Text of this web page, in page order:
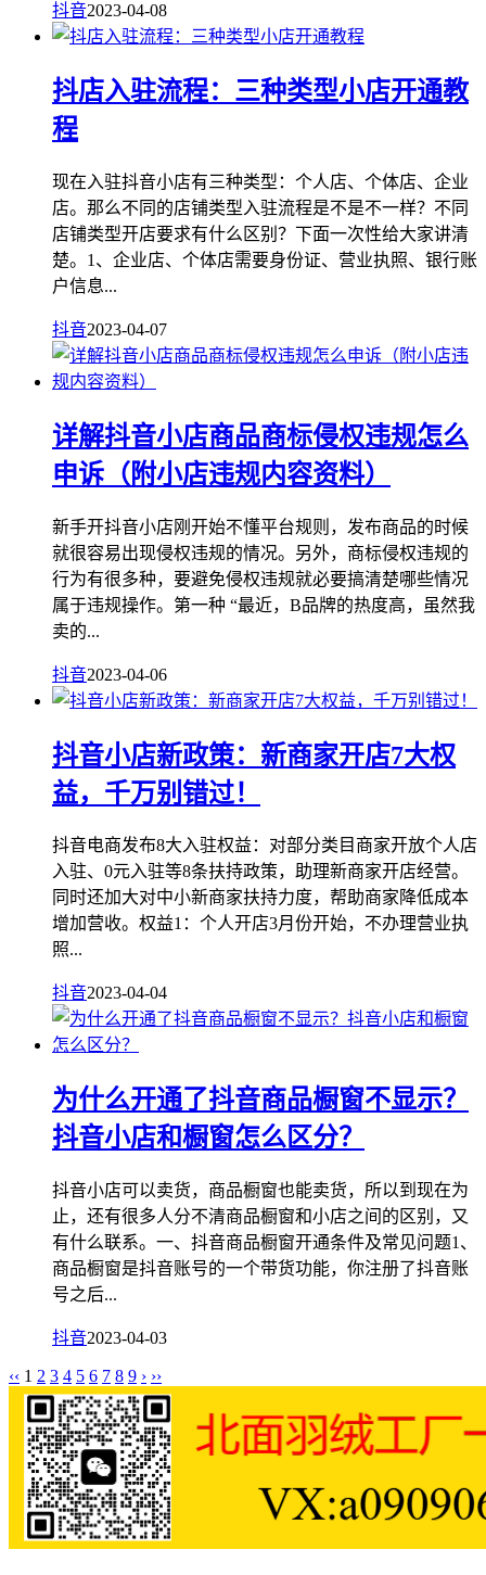
抖音2023-04-08
抖店入驻流程：三种类型小店开通教
程
现在入驻抖音小店有三种类型：个人店、个体店、企业
店。那么不同的店铺类型入驻流程是不是不一样？不同
店铺类型开店要求有什么区别？下面一次性给大家讲清
楚。1、企业店、个体店需要身份证、营业执照、银行账
户信息...
抖音2023-04-07
详解抖音小店商品商标侵权违规怎么
申诉（附小店违规内容资料）
新手开抖音小店刚开始不懂平台规则，发布商品的时候
就很容易出现侵权违规的情况。另外，商标侵权违规的
行为有很多种，要避免侵权违规就必要搞清楚哪些情况
属于违规操作。第一种 “最近，B品牌的热度高，虽然我
卖的...
抖音2023-04-06
抖音小店新政策：新商家开店7大权
益，千万别错过！
抖音电商发布8大入驻权益：对部分类目商家开放个人店
入驻、0元入驻等8条扶持政策，助理新商家开店经营。
同时还加大对中小新商家扶持力度，帮助商家降低成本
增加营收。权益1：个人开店3月份开始，不办理营业执
照...
抖音2023-04-04
为什么开通了抖音商品橱窗不显示？
抖音小店和橱窗怎么区分？
抖音小店可以卖货，商品橱窗也能卖货，所以到现在为
止，还有很多人分不清商品橱窗和小店之间的区别，又
有什么联系。一、抖音商品橱窗开通条件及常见问题1、
商品橱窗是抖音账号的一个带货功能，你注册了抖音账
号之后...
抖音2023-04-03
‹‹ 1 2 3 4 5 6 7 8 9 › ››